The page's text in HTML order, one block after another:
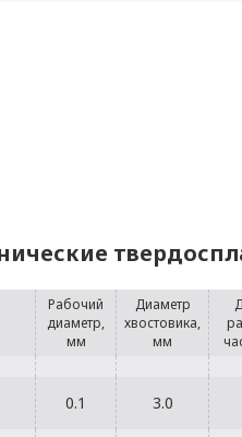
Рабочий
диаметр,
мм
Диаметр
хвостовика,
мм
0.1 3.0